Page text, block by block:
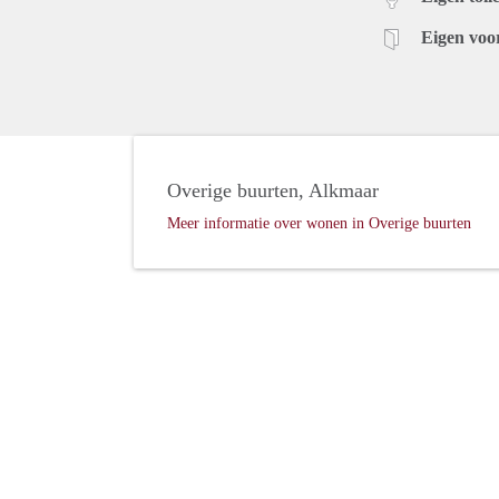
Eigen
Overige buurten, Alkmaar
Meer informatie over wonen in Overige buurten